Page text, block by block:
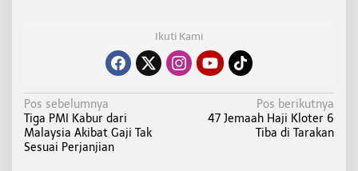
Ikuti Kami
N
a
v
Pos sebelumnya
Tiga PMI Kabur dari
Malaysia Akibat Gaji Tak
Sesuai Perjanjian
Pos berikutnya
47 Jemaah Haji Kloter 6
Tiba di Tarakan